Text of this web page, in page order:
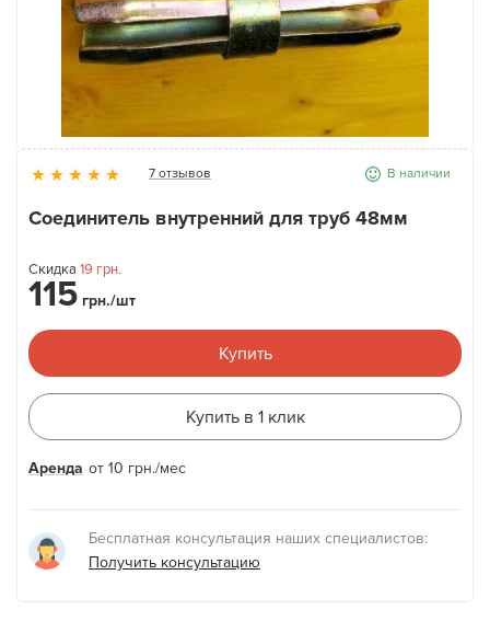
Акции
Галерея
Прокат оборудования
7 отзывов В наличии
Соединитель внутренний для труб 48мм
Скидка 19 грн.
115 грн./шт
Купить
Купить в 1 клик
Аренда от 10 грн./мес
Бесплатная консультация наших специалистов:
Получить консультацию